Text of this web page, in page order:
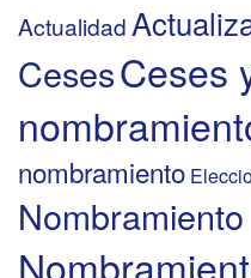
Actualidad
CesesCeses
nombramiento
Nombramiento